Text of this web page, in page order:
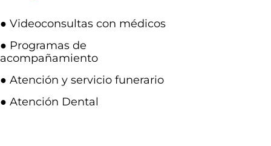
● Videoconsultas con médicos
● Programas de
acompañamiento
● Atención y servicio funerario
● Atención Dental